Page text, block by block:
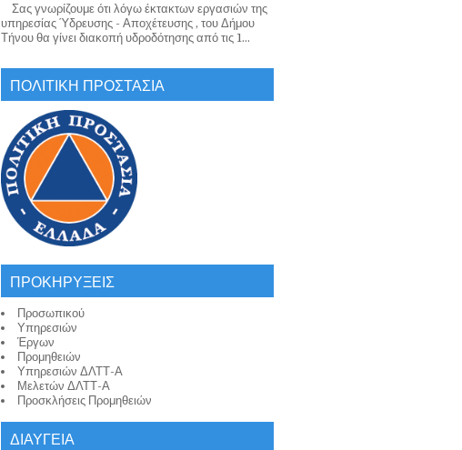
Σας γνωρίζουμε ότι λόγω έκτακτων εργασιών της
υπηρεσίας Ύδρευσης - Αποχέτευσης , του Δήμου
Τήνου θα γίνει διακοπή υδροδότησης από τις 1...
ΠΟΛΙΤΙΚΗ ΠΡΟΣΤΑΣΙΑ
ΠΡΟΚΗΡΥΞΕΙΣ
Προσωπικού
Υπηρεσιών
Έργων
Προμηθειών
Υπηρεσιών ΔΛΤΤ-Α
Μελετών ΔΛΤΤ-Α
Προσκλήσεις Προμηθειών
ΔΙΑΥΓΕΙΑ